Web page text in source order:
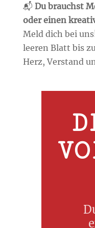
📬 Du brauchst
oder einen
Meld dich bei
leeren Blatt bis
Herz, Verstand